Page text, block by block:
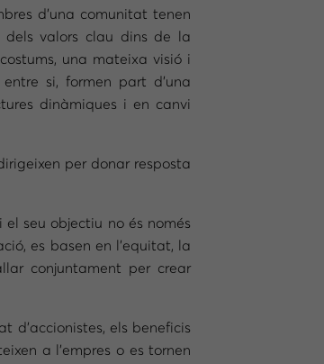
d’una comunitat tenen
dels valors clau dins de la
una mateixa visió i
si, formen part d’una
dinàmiques i en canvi
per donar resposta
seu objectiu no és només
es basen en l’equitat, la
conjuntament per crear
d’accionistes, els beneficis
a l’empres o es tornen